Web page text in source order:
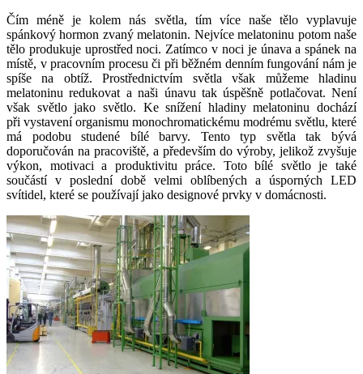
Čím méně je kolem nás světla, tím více naše tělo vyplavuje
spánkový hormon zvaný melatonin. Nejvíce melatoninu potom naše
tělo produkuje uprostřed noci. Zatímco v noci je únava a spánek na
místě, v pracovním procesu či při běžném denním fungování nám je
spíše na obtíž. Prostřednictvím světla však můžeme hladinu
melatoninu redukovat a naši únavu tak úspěšně potlačovat. Není
však světlo jako světlo. Ke snížení hladiny melatoninu dochází
při vystavení organismu monochromatickému modrému světlu, které
má podobu studené bílé barvy. Tento typ světla tak bývá
doporučován na pracoviště, a především do výroby, jelikož zvyšuje
výkon, motivaci a produktivitu práce. Toto bílé světlo je také
součástí v poslední době velmi oblíbených a úsporných LED
svítidel, které se používají jako designové prvky v domácnosti.